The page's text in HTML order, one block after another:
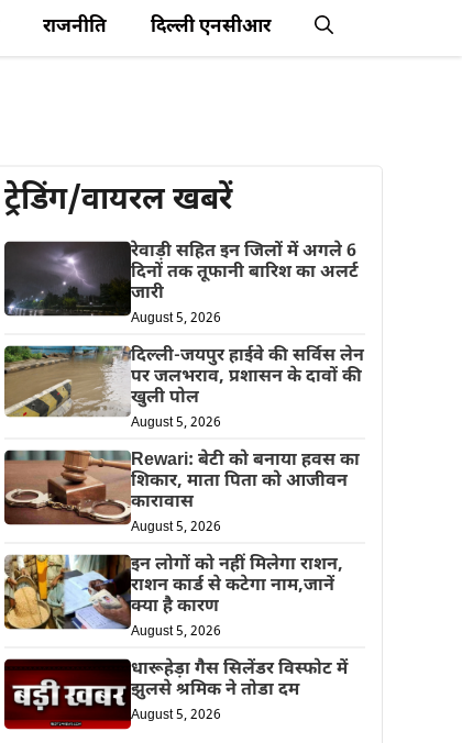
राजनीति दिल्ली एनसीआर
ट्रेडिंग/वायरल खबरें
रेवाड़ी सहित इन जिलों में अगले 6
दिनों तक तूफानी बारिश का अलर्ट
जारी
August 5, 2026
दिल्ली-जयपुर हाईवे की सर्विस लेन
पर जलभराव, प्रशासन के दावों की
खुली पोल
August 5, 2026
Rewari: बेटी को बनाया हवस का
शिकार, माता पिता को आजीवन
कारावास
August 5, 2026
इन लोगों को नहीं मिलेगा राशन,
राशन कार्ड से कटेगा नाम,जानें
क्या है कारण
August 5, 2026
धारूहेड़ा गैस सिलेंडर विस्फोट में
झुलसे श्रमिक ने तोडा दम
August 5, 2026